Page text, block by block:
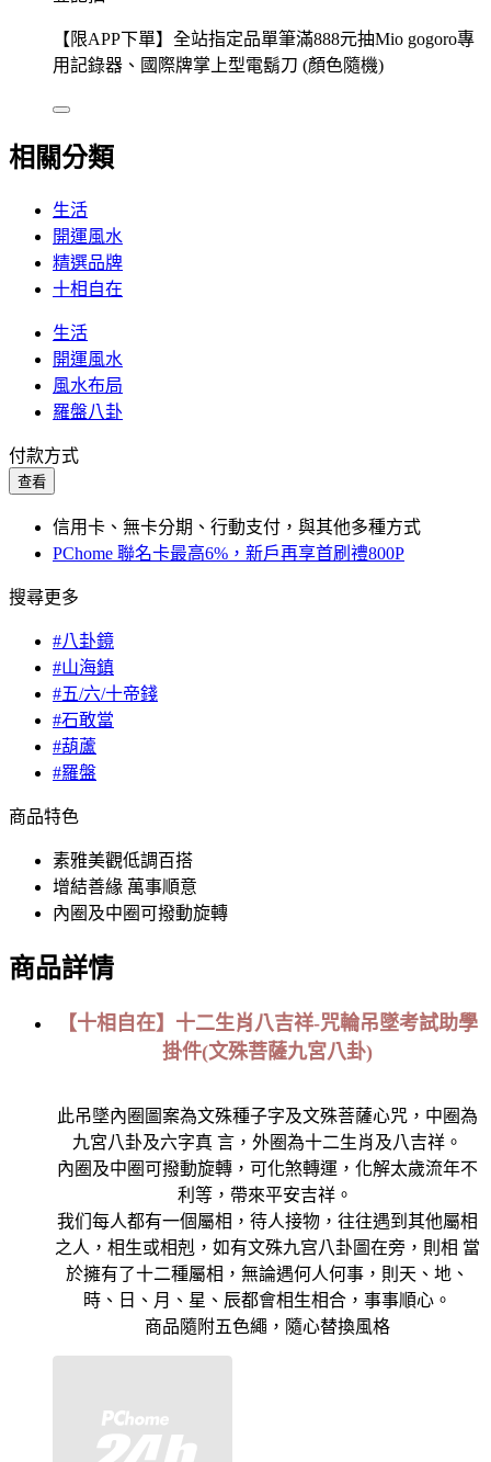
【限APP下單】全站指定品單筆滿888元抽Mio gogoro專
用記錄器、國際牌掌上型電鬍刀 (顏色隨機)
相關分類
生活
開運風水
精選品牌
十相自在
生活
開運風水
風水布局
羅盤八卦
付款方式
查看
信用卡、無卡分期、行動支付，與其他多種方式
PChome 聯名卡最高6%，新戶再享首刷禮800P
搜尋更多
#八卦鏡
#山海鎮
#五/六/十帝錢
#石敢當
#葫蘆
#羅盤
商品特色
素雅美觀低調百搭
增結善緣 萬事順意
內圈及中圈可撥動旋轉
商品詳情
【十相自在】十二生肖八吉祥-咒輪吊墜考試助學
掛件(文殊菩薩九宮八卦)
此吊墜內圈圖案為文殊種子字及文殊菩薩心咒，中圈為
九宮八卦及六字真 言，外圈為十二生肖及八吉祥。
內圈及中圈可撥動旋轉，可化煞轉運，化解太歲流年不
利等，帶來平安吉祥。
我们每人都有一個屬相，待人接物，往往遇到其他屬相
之人，相生或相剋，如有文殊九宫八卦圖在旁，則相 當
於擁有了十二種屬相，無論遇何人何事，則天、地、
時、日、月、星、辰都會相生相合，事事順心。
商品隨附五色繩，隨心替換風格